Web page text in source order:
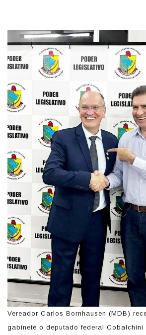
Vereador Carlos Bornhausen (MDB)
gabinete o deputado federal Cobalchini